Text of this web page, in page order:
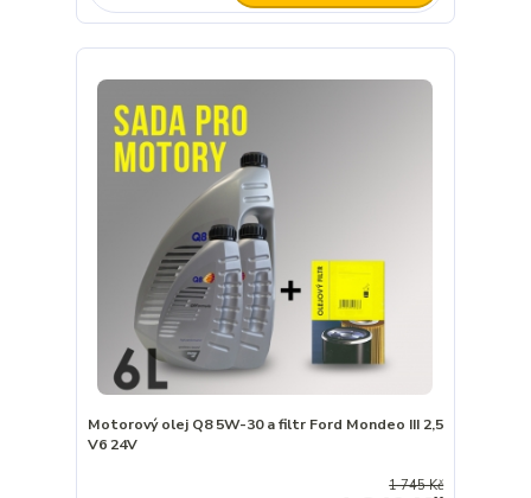
Motorový olej Q8 5W-30 a filtr Ford Mondeo III 2,5
V6 24V
1 745 Kč